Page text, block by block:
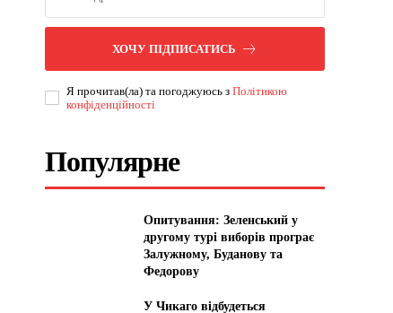
ХОЧУ ПІДПИСАТИСЬ
Я прочитав(ла) та погоджуюсь зПолітикою
конфіденційності
Популярне
Опитування: Зеленський у
другому турі виборів програє
Залужному, Буданову та
Федорову
У Чикаго відбудеться